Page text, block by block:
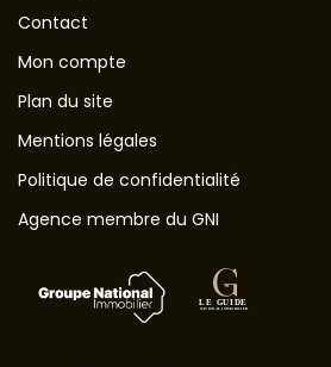
Contact
Mon compte
Plan du site
Mentions légales
Politique de confidentialité
Agence membre du GNI